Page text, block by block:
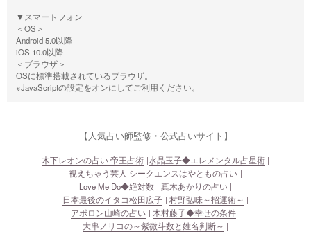
▼スマートフォン
＜OS＞
Android 5.0以降
iOS 10.0以降
＜ブラウザ＞
OSに標準搭載されているブラウザ。
※JavaScriptの設定をオンにしてご利用ください。
【人気占い師監修・公式占いサイト】
木下レオンの占い 帝王占術 水晶玉子◆エレメンタル占星術
視えちゃう芸人 シークエンスはやともの占い
Love Me Do◆絶対数
真木あかりの占い
日本最後のイタコ松田広子
村野弘味～招運術～
アポロン山崎の占い
木村藤子◆幸せの条件
大串ノリコの～紫微斗数と姓名判断～